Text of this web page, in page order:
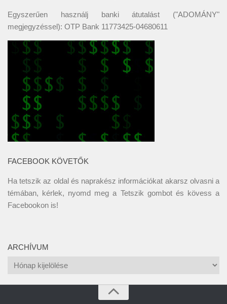
Egyszerűen használj banki átutalást ("ADOMÁNY"
megjegyzéssel): OTP Bank 11773425-04680611
FACEBOOK KÖVETŐK
Ha tetszik az oldal és naprakész információkat akarsz olvasni a
témában, kérlek, nyomd meg a Tetszik gombot és kövess a
Facebookon is!
ARCHÍVUM
Archívum